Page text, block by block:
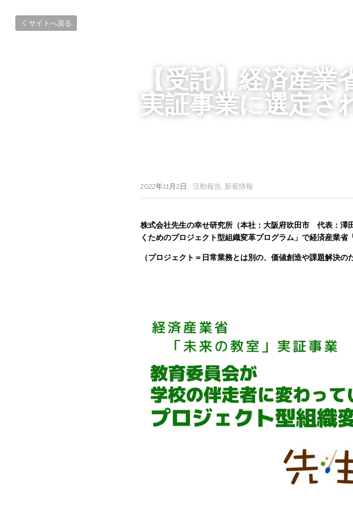
サイトへ戻る
【受託】経済産業
実証事業に選定さ
2022年11月2日 · 活動報告, 新着情報
株式会社先生の幸せ研究所（本社：大阪府吹田市　代表：
くためのプロジェクト型組織変革プログラム」で経済産業省
（プロジェクト＝日常業務とは別の、価値創造や課題解決の